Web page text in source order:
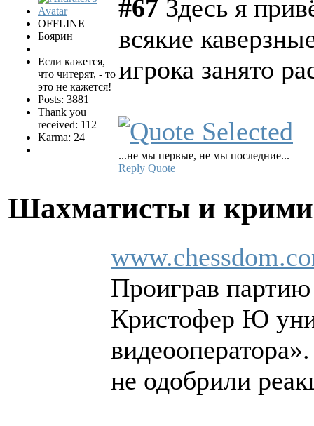
OFFLINE
Боярин
Если кажется,
что читерят, - то
это не кажется!
Posts: 3881
Thank you
received: 112
Karma: 24
#67 Здесь я
всякие
игрока занято
...не мы первые, не мы последние...
Reply Quote
Шахматисты и
Проиграв
Кристофер Ю
не одобрили